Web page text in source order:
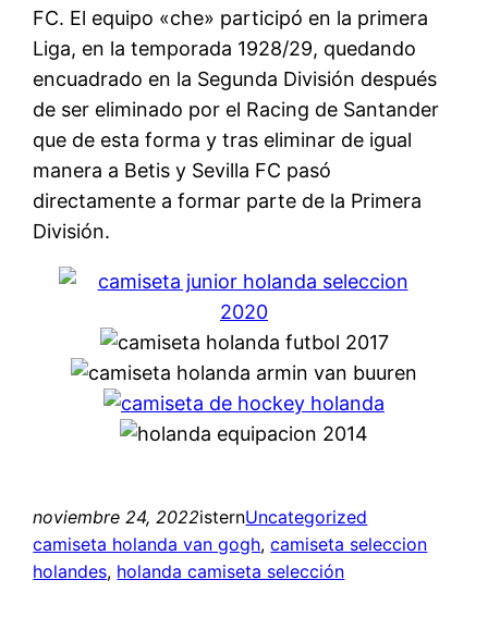
FC. El equipo «che» participó en la primera
Liga, en la temporada 1928/29, quedando
encuadrado en la Segunda División después
de ser eliminado por el Racing de Santander
que de esta forma y tras eliminar de igual
manera a Betis y Sevilla FC pasó
directamente a formar parte de la Primera
División.
noviembre 24, 2022isternUncategorized
camiseta holanda van gogh, camiseta seleccion
holandes, holanda camiseta selección